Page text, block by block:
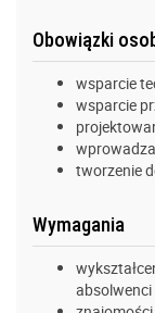
Obowiązki
wsparcie
wsparcie
tworzenie
Wymagania